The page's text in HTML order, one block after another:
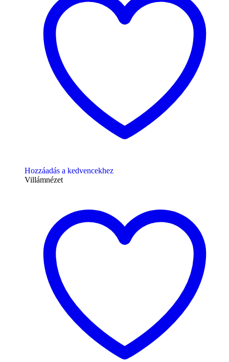
Hozzáadás a kedvencekhez
Villámnézet